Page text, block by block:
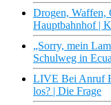
Drogen, Waffen,
Hauptbahnhof |
„Sorry, mein
Schulweg in
LIVE Bei Anruf
los? | Die Frage